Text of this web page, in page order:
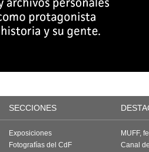
SECCIONES
Exposiciones
Fotografías del CdF
MUFF,
Canal